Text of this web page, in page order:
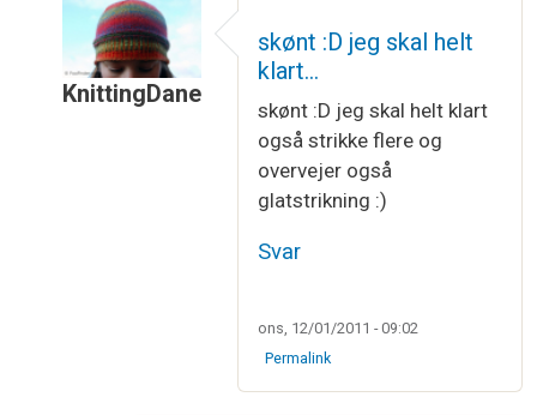
KnittingDane
SÅDAN - et stk möbiusbånd færdig.
skønt :D jeg skal helt
klart…
skønt :D jeg skal helt klart
også strikke flere og
overvejer også
glatstrikning :)
Svar
ons, 12/01/2011 - 09:02
Permalink